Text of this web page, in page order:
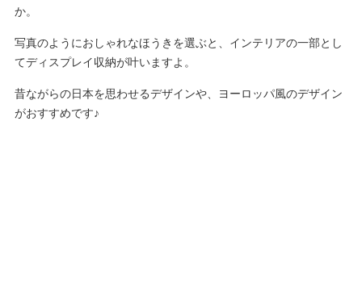
か。
写真のようにおしゃれなほうきを選ぶと、インテリアの一部とし
てディスプレイ収納が叶いますよ。
昔ながらの日本を思わせるデザインや、ヨーロッパ風のデザイン
がおすすめです♪